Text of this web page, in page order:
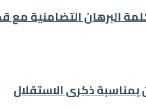
البرهان التضامنية مع
بمناسبة ذكرى الاستقلال